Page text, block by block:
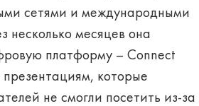
сетями и международными
несколько месяцев она
платформу – Connect
которые
не смогли посетить из-за